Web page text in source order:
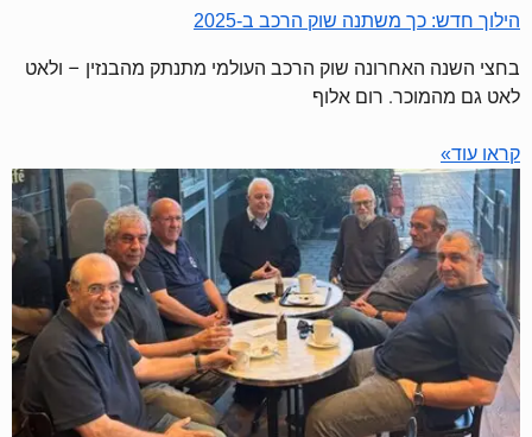
הילוך חדש: כך משתנה שוק הרכב ב-2025
בחצי השנה האחרונה שוק הרכב העולמי מתנתק מהבנזין – ולאט
לאט גם מהמוכר. רום אלוף
קראו עוד»